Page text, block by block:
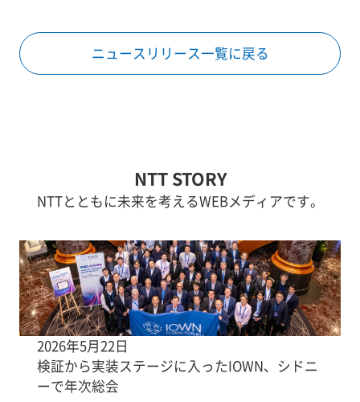
ニュースリリース一覧に戻る
NTT STORY
NTTとともに未来を考えるWEBメディアです。
2026年5月22日
検証から実装ステージに入ったIOWN、シドニ
ーで年次総会